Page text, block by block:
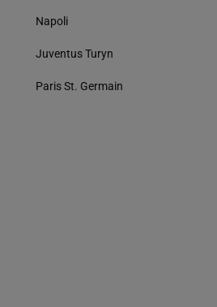
Napoli
Juventus Turyn
Paris St. Germain